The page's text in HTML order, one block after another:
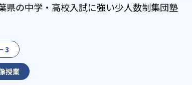
県の中学・高校入試に強い少人数制集団塾
3
授業